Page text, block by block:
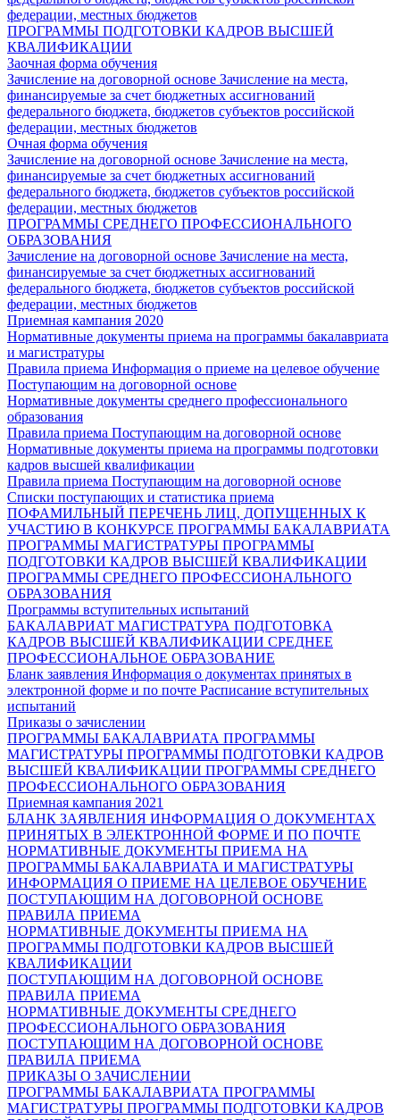
федерации, местных бюджетов
ПРОГРАММЫ ПОДГОТОВКИ КАДРОВ ВЫСШЕЙ
КВАЛИФИКАЦИИ
Заочная форма обучения
Зачисление на договорной основе Зачисление на места,
финансируемые за счет бюджетных ассигнований
федерального бюджета, бюджетов субъектов российской
федерации, местных бюджетов
Очная форма обучения
Зачисление на договорной основе Зачисление на места,
финансируемые за счет бюджетных ассигнований
федерального бюджета, бюджетов субъектов российской
федерации, местных бюджетов
ПРОГРАММЫ СРЕДНЕГО ПРОФЕССИОНАЛЬНОГО
ОБРАЗОВАНИЯ
Зачисление на договорной основе Зачисление на места,
финансируемые за счет бюджетных ассигнований
федерального бюджета, бюджетов субъектов российской
федерации, местных бюджетов
Приемная кампания 2020
Нормативные документы приема на программы бакалавриата
и магистратуры
Правила приема Информация о приеме на целевое обучение
Поступающим на договорной основе
Нормативные документы среднего профессионального
образования
Правила приема Поступающим на договорной основе
Нормативные документы приема на программы подготовки
кадров высшей квалификации
Правила приема Поступающим на договорной основе
Списки поступающих и статистика приема
ПОФАМИЛЬНЫЙ ПЕРЕЧЕНЬ ЛИЦ, ДОПУЩЕННЫХ К
УЧАСТИЮ В КОНКУРСЕ ПРОГРАММЫ БАКАЛАВРИАТА
ПРОГРАММЫ МАГИСТРАТУРЫ ПРОГРАММЫ
ПОДГОТОВКИ КАДРОВ ВЫСШЕЙ КВАЛИФИКАЦИИ
ПРОГРАММЫ СРЕДНЕГО ПРОФЕССИОНАЛЬНОГО
ОБРАЗОВАНИЯ
Программы вступительных испытаний
БАКАЛАВРИАТ МАГИСТРАТУРА ПОДГОТОВКА
КАДРОВ ВЫСШЕЙ КВАЛИФИКАЦИИ СРЕДНЕЕ
ПРОФЕССИОНАЛЬНОЕ ОБРАЗОВАНИЕ
Бланк заявления Информация о документах принятых в
электронной форме и по почте Расписание вступительных
испытаний
Приказы о зачислении
ПРОГРАММЫ БАКАЛАВРИАТА ПРОГРАММЫ
МАГИСТРАТУРЫ ПРОГРАММЫ ПОДГОТОВКИ КАДРОВ
ВЫСШЕЙ КВАЛИФИКАЦИИ ПРОГРАММЫ СРЕДНЕГО
ПРОФЕССИОНАЛЬНОГО ОБРАЗОВАНИЯ
Приемная кампания 2021
БЛАНК ЗАЯВЛЕНИЯ ИНФОРМАЦИЯ О ДОКУМЕНТАХ
ПРИНЯТЫХ В ЭЛЕКТРОННОЙ ФОРМЕ И ПО ПОЧТЕ
НОРМАТИВНЫЕ ДОКУМЕНТЫ ПРИЕМА НА
ПРОГРАММЫ БАКАЛАВРИАТА И МАГИСТРАТУРЫ
ИНФОРМАЦИЯ О ПРИЕМЕ НА ЦЕЛЕВОЕ ОБУЧЕНИЕ
ПОСТУПАЮЩИМ НА ДОГОВОРНОЙ ОСНОВЕ
ПРАВИЛА ПРИЕМА
НОРМАТИВНЫЕ ДОКУМЕНТЫ ПРИЕМА НА
ПРОГРАММЫ ПОДГОТОВКИ КАДРОВ ВЫСШЕЙ
КВАЛИФИКАЦИИ
ПОСТУПАЮЩИМ НА ДОГОВОРНОЙ ОСНОВЕ
ПРАВИЛА ПРИЕМА
НОРМАТИВНЫЕ ДОКУМЕНТЫ СРЕДНЕГО
ПРОФЕССИОНАЛЬНОГО ОБРАЗОВАНИЯ
ПОСТУПАЮЩИМ НА ДОГОВОРНОЙ ОСНОВЕ
ПРАВИЛА ПРИЕМА
ПРИКАЗЫ О ЗАЧИСЛЕНИИ
ПРОГРАММЫ БАКАЛАВРИАТА ПРОГРАММЫ
МАГИСТРАТУРЫ ПРОГРАММЫ ПОДГОТОВКИ КАДРОВ